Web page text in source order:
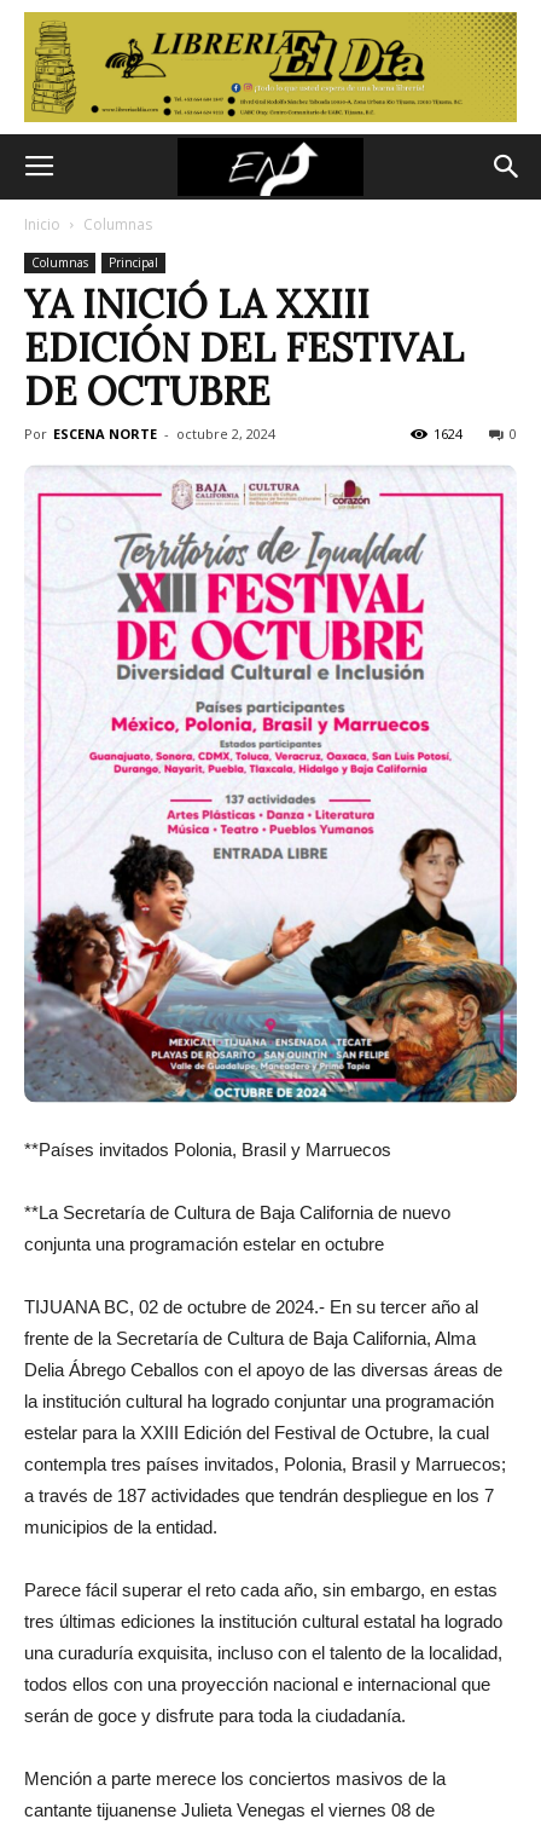
Inicio Columnas
Columnas Principal
YA INICIÓ LA XXIII
EDICIÓN DEL FESTIVAL
DE OCTUBRE
Por ESCENA NORTE - octubre 2, 2024 0
1624
**Países invitados Polonia, Brasil y Marruecos
**La Secretaría de Cultura de Baja California de nuevo
conjunta una programación estelar en octubre
TIJUANA BC, 02 de octubre de 2024.- En su tercer año al
frente de la Secretaría de Cultura de Baja California, Alma
Delia Ábrego Ceballos con el apoyo de las diversas áreas de
la institución cultural ha logrado conjuntar una programación
estelar para la XXIII Edición del Festival de Octubre, la cual
contempla tres países invitados, Polonia, Brasil y Marruecos;
a través de 187 actividades que tendrán despliegue en los 7
municipios de la entidad.
Parece fácil superar el reto cada año, sin embargo, en estas
tres últimas ediciones la institución cultural estatal ha logrado
una curaduría exquisita, incluso con el talento de la localidad,
todos ellos con una proyección nacional e internacional que
serán de goce y disfrute para toda la ciudadanía.
Mención a parte merece los conciertos masivos de la
cantante tijuanense Julieta Venegas el viernes 08 de